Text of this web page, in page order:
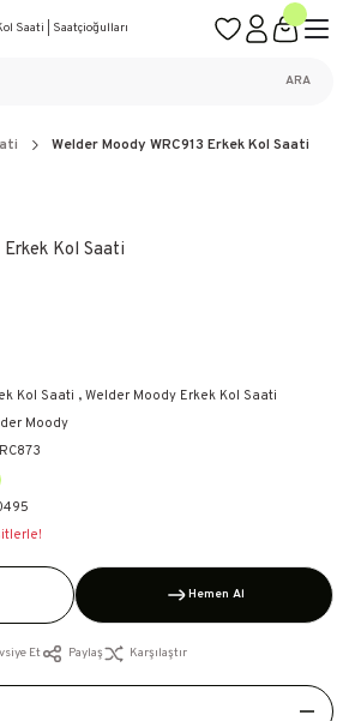
ORİJİNAL ÜRÜN GARANTİSİ
ARA
Welder Moody WRC913 Erkek Kol Saati
Kol Saati
Kol Saati , Welder Moody Erkek Kol Saati
Moody
Hemen Al
Et Paylaş Karşılaştır